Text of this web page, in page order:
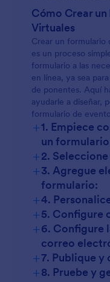
Cómo Crear
Virtuales
Crear un
es un proceso
formulario a las
en línea, ya sea
de ponentes. Aquí
ayudarle a diseñar,
formulario de
+1. Empiece
un
+2.
+3. Agregue
formulario:
+4.
+5. Configure
+6. Configure
correo
+7. Publique
+8. Pruebe y